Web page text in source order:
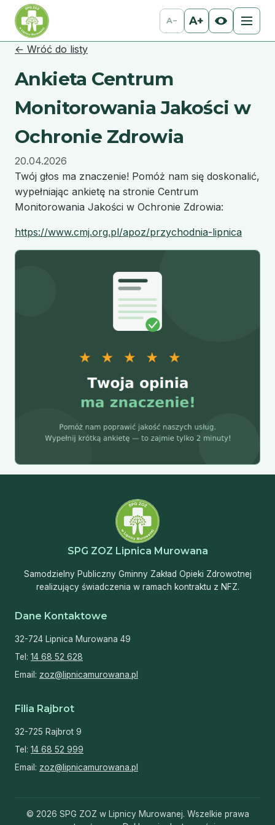
A− A+
← Wróć do listy
Ankieta Centrum
Monitorowania Jakości w
Ochronie Zdrowia
20.04.2026
Twój głos ma znaczenie! Pomóż nam się doskonalić,
wypełniając ankietę na stronie Centrum
Monitorowania Jakości w Ochronie Zdrowia:
https://www.cmj.org.pl/apoz/przychodnia-lipnica
SPG ZOZ Lipnica Murowana
Samodzielny Publiczny Gminny Zakład Opieki Zdrowotnej
realizujący świadczenia w ramach kontraktu z NFZ.
Dane Kontaktowe
32-724 Lipnica Murowana 49
Tel: 14 68 52 628
Email: zoz@lipnicamurowana.pl
Filia Rajbrot
32-725 Rajbrot 9
Tel: 14 68 52 999
Email: zoz@lipnicamurowana.pl
© 2026 SPG ZOZ w Lipnicy Murowanej. Wszelkie prawa